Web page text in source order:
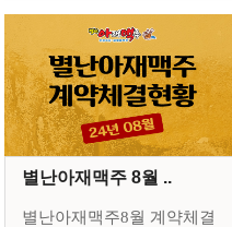
별난아재맥주 8월 ..
별난아재맥주8월 계약체결